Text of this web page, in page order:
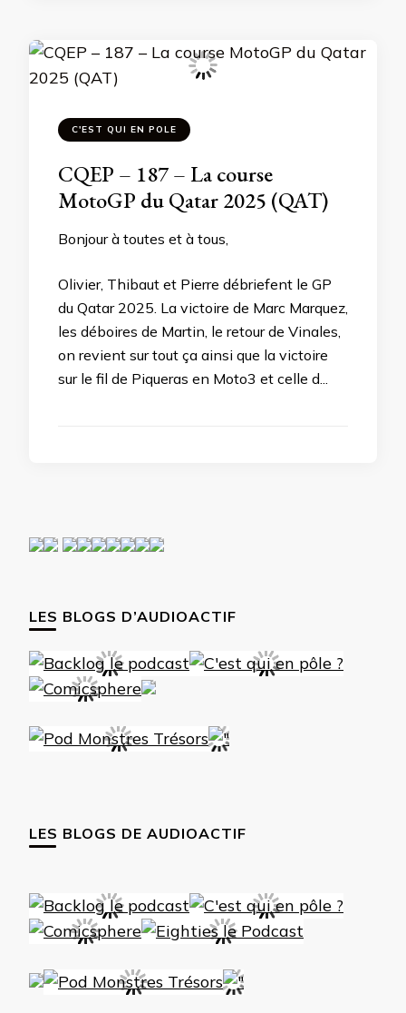
C'EST QUI EN POLE
CQEP – 187 – La course
MotoGP du Qatar 2025 (QAT)
Bonjour à toutes et à tous,
Olivier, Thibaut et Pierre débriefent le GP
du Qatar 2025. La victoire de Marc Marquez,
les déboires de Martin, le retour de Vinales,
on revient sur tout ça ainsi que la victoire
sur le fil de Piqueras en Moto3 et celle d...
LES BLOGS D’AUDIOACTIF
LES BLOGS DE AUDIOACTIF